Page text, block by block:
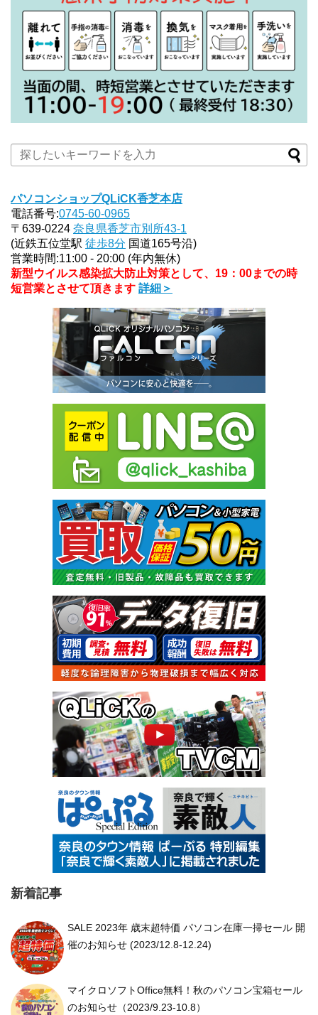
パソコンショップQLiCK香芝本店
電話番号:0745-60-0965
〒639-0224 奈良県香芝市別所43-1
(近鉄五位堂駅 徒歩8分 国道165号沿)
営業時間:11:00 - 20:00 (年内無休)
新型ウイルス感染拡大防止対策として、19：00までの時
短営業とさせて頂きます 詳細＞
新着記事
SALE 2023年 歳末超特価 パソコン在庫一掃セール 開
催のお知らせ (2023/12.8-12.24)
マイクロソフトOffice無料！秋のパソコン宝箱セール
のお知らせ（2023/9.23-10.8）